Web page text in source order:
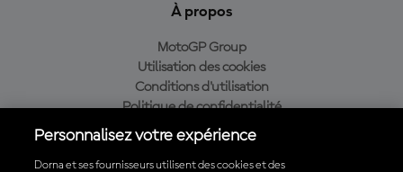
À propos
MotoGP Group
Utilisation des cookies
Conditions d'utilisation
Politique de confidentialité
Politique d’achat
Personnalisez votre expérience
Dorna et ses fournisseurs utilisent des cookies et des